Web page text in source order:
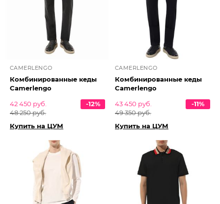
CAMERLENGO
Комбинированные кеды
Camerlengo
42 450 руб.
48 250 руб.
-12%
Купить на ЦУМ
CAMERLENGO
Комбинированные кеды
Camerlengo
43 450 руб.
49 350 руб.
-11%
Купить на ЦУМ